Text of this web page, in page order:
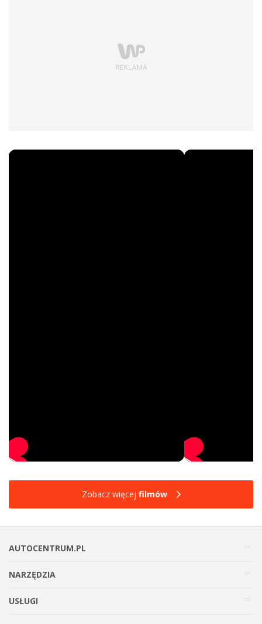
Zobacz więcej filmów
AUTOCENTRUM.PL
NARZĘDZIA
USŁUGI